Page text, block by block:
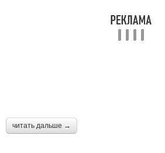
читать дальше →